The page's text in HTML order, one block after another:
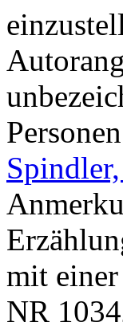
Personen
mit
NR